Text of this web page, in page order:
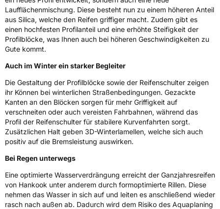
EPREL ID1008188
Allgemeine Produktsicherheit (GPSR)
Herstellerkontakt
technik@hankookreifen.de
Laufflächenmischung. Diese besteht nun zu einem höheren Anteil
aus Silica, welche den Reifen griffiger macht. Zudem gibt es
einen hochfesten Profilanteil und eine erhöhte Steifigkeit der
Profilblöcke, was Ihnen auch bei höheren Geschwindigkeiten zu
Gute kommt.
Auch im Winter ein starker Begleiter
Die Gestaltung der Profilblöcke sowie der Reifenschulter zeigen
ihr Können bei winterlichen Straßenbedingungen. Gezackte
Kanten an den Blöcken sorgen für mehr Griffigkeit auf
verschneiten oder auch vereisten Fahrbahnen, während das
Profil der Reifenschulter für stabilere Kurvenfahrten sorgt.
Zusätzlichen Halt geben 3D-Winterlamellen, welche sich auch
positiv auf die Bremsleistung auswirken.
Bei Regen unterwegs
Eine optimierte Wasserverdrängung erreicht der Ganzjahresreifen
von Hankook unter anderem durch formoptimierte Rillen. Diese
nehmen das Wasser in sich auf und leiten es anschließend wieder
rasch nach außen ab. Dadurch wird dem Risiko des Aquaplaning